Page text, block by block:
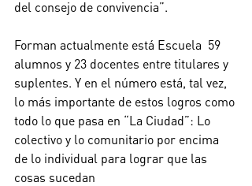
del consejo de convivencia”.
Forman actualmente está Escuela  59
alumnos y 23 docentes entre titulares y
suplentes. Y en el número está, tal vez,
lo más importante de estos logros como
todo lo que pasa en “La Ciudad”: Lo
colectivo y lo comunitario por encima
de lo individual para lograr que las
cosas sucedan